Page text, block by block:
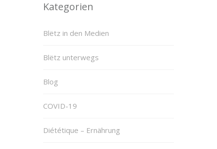
Kategorien
Blëtz in den Medien
Blëtz unterwegs
Blog
COVID-19
Diététique – Ernährung